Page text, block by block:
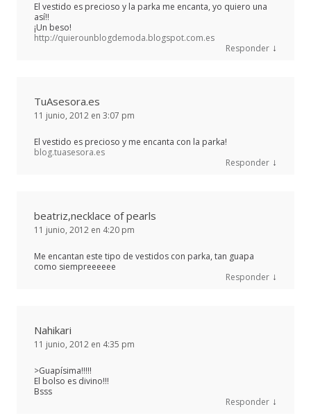
El vestido es precioso y la parka me encanta, yo quiero una
así!!
¡Un beso!
http://quierounblogdemoda.blogspot.com.es
Responder ↓
TuAsesora.es
11 junio, 2012 en 3:07 pm
El vestido es precioso y me encanta con la parka!
blog.tuasesora.es
Responder ↓
beatriz,necklace of pearls
11 junio, 2012 en 4:20 pm
Me encantan este tipo de vestidos con parka, tan guapa
como siempreeeeee
Responder ↓
Nahikari
11 junio, 2012 en 4:35 pm
>Guapísima!!!!!
El bolso es divino!!!
Bsss
Responder ↓